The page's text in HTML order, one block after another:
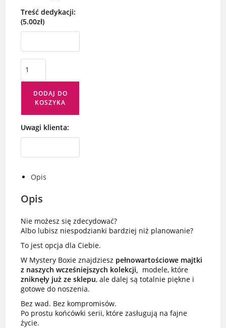
Treść dedykacji:
(5.00zł)
DODAJ DO
KOSZYKA
Uwagi klienta:
Opis
Opis
Nie możesz się zdecydować?
Albo lubisz niespodzianki bardziej niż planowanie?
To jest opcja dla Ciebie.
W Mystery Boxie znajdziesz pełnowartościowe majtki
z naszych wcześniejszych kolekcji,
modele, które
zniknęły już ze sklepu, ale dalej są totalnie piękne i
gotowe do noszenia.
Bez wad. Bez kompromisów.
Po prostu końcówki serii, które zasługują na fajne
życie.